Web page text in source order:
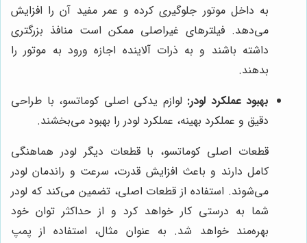
به داخل موتور جلوگیری کرده و عمر مفید آن را افزایش
می‌دهد. فیلترهای غیراصلی ممکن است منافذ بزرگتری
داشته باشند و به ذرات آلاینده اجازه ورود به موتور را
بدهند.
بهبود عملکرد لودر: لوازم یدکی اصلی کوماتسو، با طراحی
دقیق و عملکرد بهینه، عملکرد لودر را بهبود می‌بخشند.
قطعات اصلی کوماتسو، با قطعات دیگر لودر هماهنگی
کامل دارند و باعث افزایش قدرت، سرعت و راندمان لودر
می‌شوند. استفاده از قطعات اصلی، تضمین می‌کند که لودر
شما به درستی کار خواهد کرد و از حداکثر توان خود
بهره‌مند خواهد شد. به عنوان مثال، استفاده از پمپ